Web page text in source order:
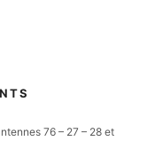
76 – 27 – 28 et